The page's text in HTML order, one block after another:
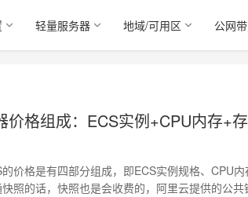
轻量服务器 地域/可用区 公网
价格组成：ECS实例+CPU内存+
价格是有四部分组成，即ECS实例规格、CPU
照的话，快照也是会收费的，阿里云提供的公